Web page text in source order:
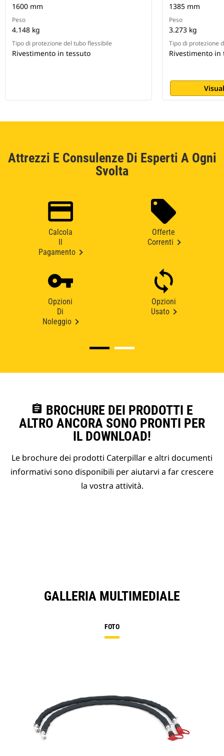
1600 mm
Peso
4.148 kg
Tipo di protezione del tubo flessibile
Rivestimento in tessuto
1385 mm
Peso
3.273 kg
Tipo di protezione
Rivestimento in
Attrezzi E Consulenze Di Esperti A Ogni
Svolta
Calcola
Pagamento
Offerte
Correnti
Opzioni
Di
Noleggio
Opzioni
Usato
assignment BROCHURE DEI PRODOTTI E
ALTRO ANCORA SONO PRONTI PER
IL DOWNLOAD!
Le brochure dei prodotti Caterpillar e altri documenti
informativi sono disponibili per aiutarvi a far crescere
la vostra attività.
GALLERIA MULTIMEDIALE
FOTO